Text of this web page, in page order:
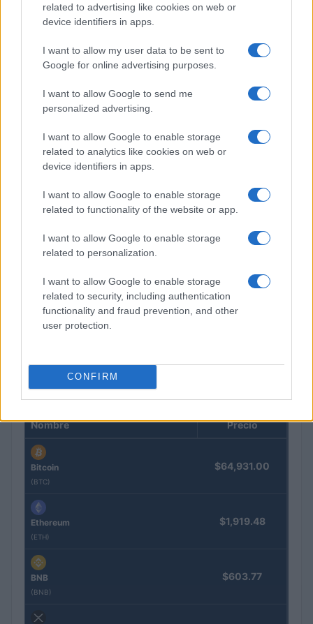
related to advertising like cookies on web or
device identifiers in apps.
I want to allow my user data to be sent to
Google for online advertising purposes.
I want to allow Google to send me
personalized advertising.
I want to allow Google to enable storage
related to analytics like cookies on web or
device identifiers in apps.
I want to allow Google to enable storage
related to functionality of the website or app.
I want to allow Google to enable storage
related to personalization.
I want to allow Google to enable storage
related to security, including authentication
functionality and fraud prevention, and other
user protection.
CONFIRM
Cómo la crisis de refino está afectando los precios de la
gasolina y el diésel
FINANZAS
Intervención conjunta de Japón y EE.UU. para frenar la caída
COTIZACIONES CRYPTO
Nombre Precio
Bitcoin
(BTC)
$64,931.00
Ethereum
(ETH)
$1,919.48
BNB
(BNB)
$603.77